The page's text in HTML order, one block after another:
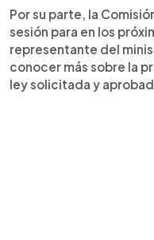
Por su parte, la
sesión para en los
representante del
conocer más sobre la
ley solicitada y